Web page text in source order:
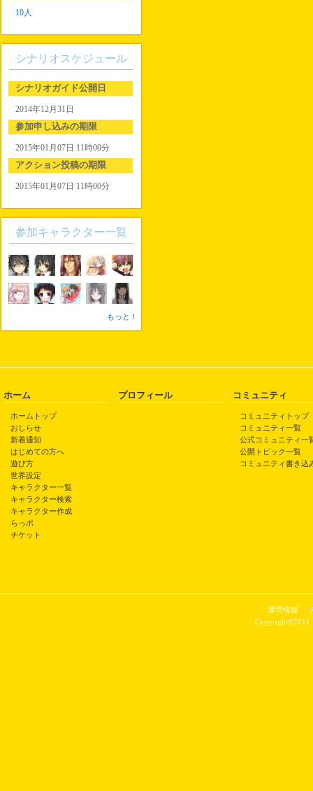
10人
シナリオスケジュール
シナリオガイド公開日
2014年12月31日
参加申し込みの期限
2015年01月07日 11時00分
アクション投稿の期限
2015年01月07日 11時00分
参加キャラクター一覧
もっと！
ホーム
ホームトップ
おしらせ
新着通知
はじめての方へ
遊び方
世界設定
キャラクター一覧
キャラクター検索
キャラクター作成
らっポ
チケット
プロフィール コミュニティ
コミュニティトップ
コミュニティ一覧
公式コミュニティ一
公開トピック一覧
コミュニティ書き込
運営情報
Copyright©2011